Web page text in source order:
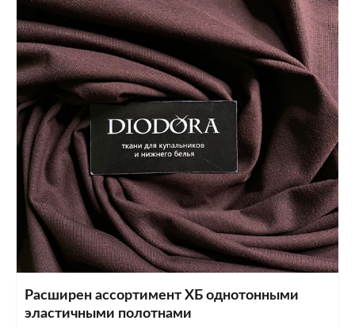
Расширен ассортимент ХБ однотонными
эластичными полотнами